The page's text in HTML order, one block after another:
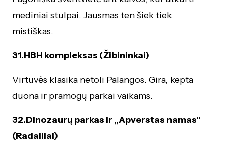
mediniai stulpai. Jausmas ten šiek tiek
mistiškas.
31.HBH kompleksas (Žibininkai)
Virtuvės klasika netoli Palangos. Gira, kepta
duona ir pramogų parkai vaikams.
32.Dinozaurų parkas ir „Apverstas namas“
(Radailiai)